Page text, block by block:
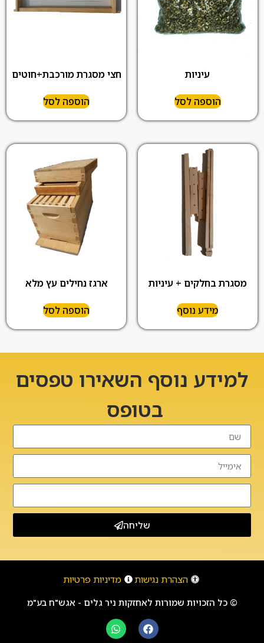
עיניות
הוספה לסל
חצי מסגרת מורכבת+חוטים
הוספה לסל
מסגרת בחלקים + עיניות
מידע נוסף
ארגז נחילים עץ מלא
הוספה לסל
למידע נוסף השאירו טפסים
בטופס
שליחה
הצהרת נגישות מדיניות פרטיות
© כל הזכויות שמורות לאחזקות ניר גלים - אגש"ח בע"מ